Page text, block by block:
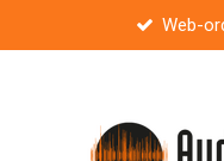
hoofdinhoud
Web-